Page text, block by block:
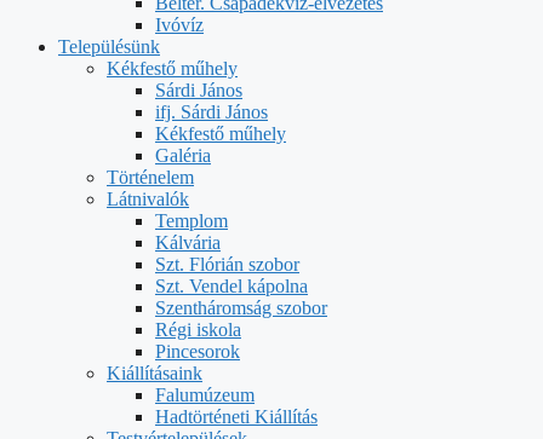
Ivóvíz
Településünk
Kékfestő műhely
Sárdi János
ifj. Sárdi János
Kékfestő műhely
Galéria
Történelem
Látnivalók
Templom
Kálvária
Szt. Flórián szobor
Szt. Vendel kápolna
Szentháromság szobor
Régi iskola
Pincesorok
Kiállításaink
Falumúzeum
Hadtörténeti Kiállítás